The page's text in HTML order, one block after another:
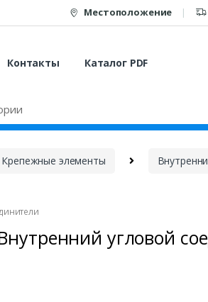
Местоположение
Контакты Каталог PDF
Крепежные элементы
угловой